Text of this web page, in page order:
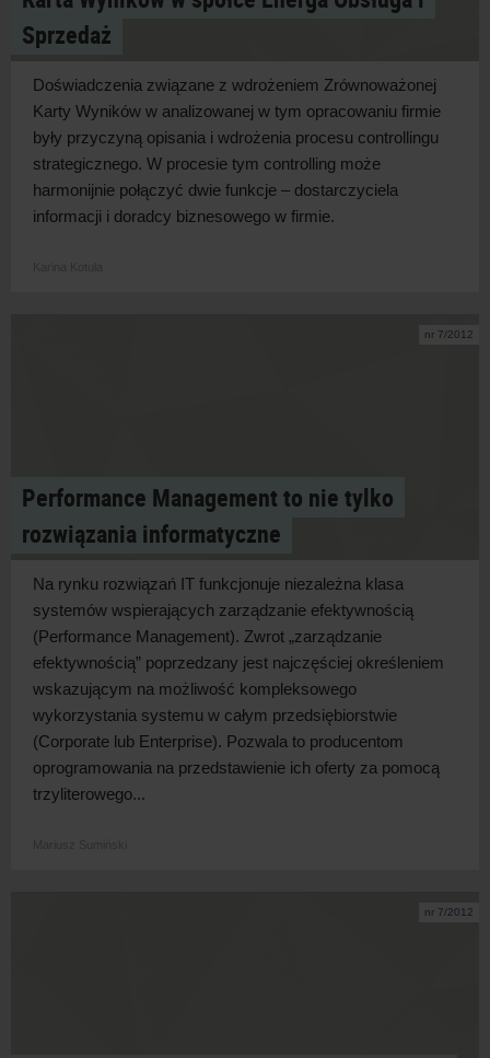
Sprzedaż
Doświadczenia związane z wdrożeniem Zrównoważonej
Karty Wyników w analizowanej w tym opracowaniu firmie
były przyczyną opisania i wdrożenia procesu controllingu
strategicznego. W procesie tym controlling może
harmonijnie połączyć dwie funkcje – dostarczyciela
informacji i doradcy biznesowego w firmie.
nr 7/2012
Performance Management to nie tylko
rozwiązania informatyczne
Na rynku rozwiązań IT funkcjonuje niezależna klasa
systemów wspierających zarządzanie efektywnością
(Performance Management). Zwrot „zarządzanie
efektywnością” poprzedzany jest najczęściej określeniem
wskazującym na możliwość kompleksowego
wykorzystania systemu w całym przedsiębiorstwie
(Corporate lub Enterprise). Pozwala to producentom
oprogramowania na przedstawienie ich oferty za pomocą
trzyliterowego...
nr 7/2012